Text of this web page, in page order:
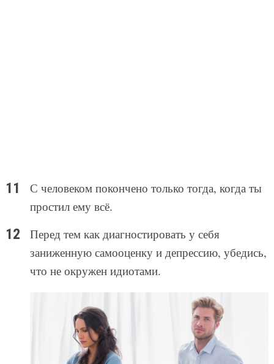
С человеком покончено только тогда, когда ты
простил ему всё.
Перед тем как диагностировать у себя
заниженную самооценку и депрессию, убедись,
что не окружен идиотами.